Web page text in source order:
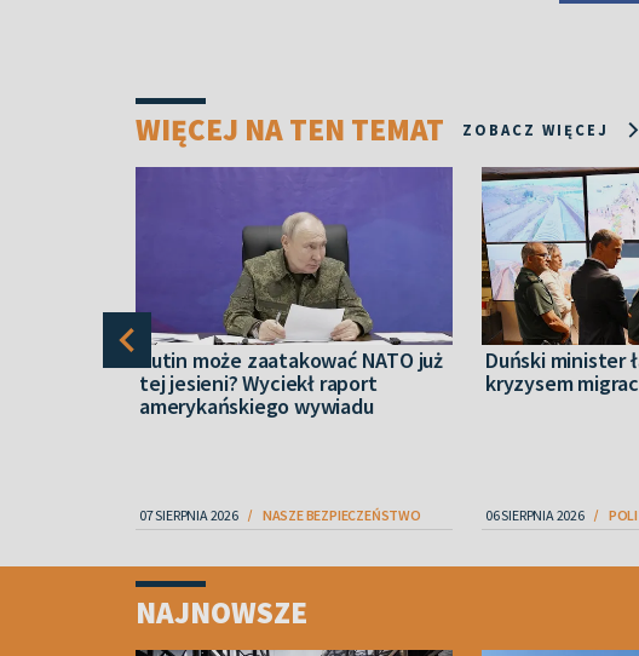
WIĘCEJ NA TEN TEMAT ZOBACZ WIĘCEJ
Putin może zaatakować NATO już
tej jesieni? Wyciekł raport
amerykańskiego wywiadu
07 SIERPNIA 2026 NASZE BEZPIECZEŃSTWO
Duński minister
kryzysem
06 SIERPNIA 2026
NAJNOWSZE